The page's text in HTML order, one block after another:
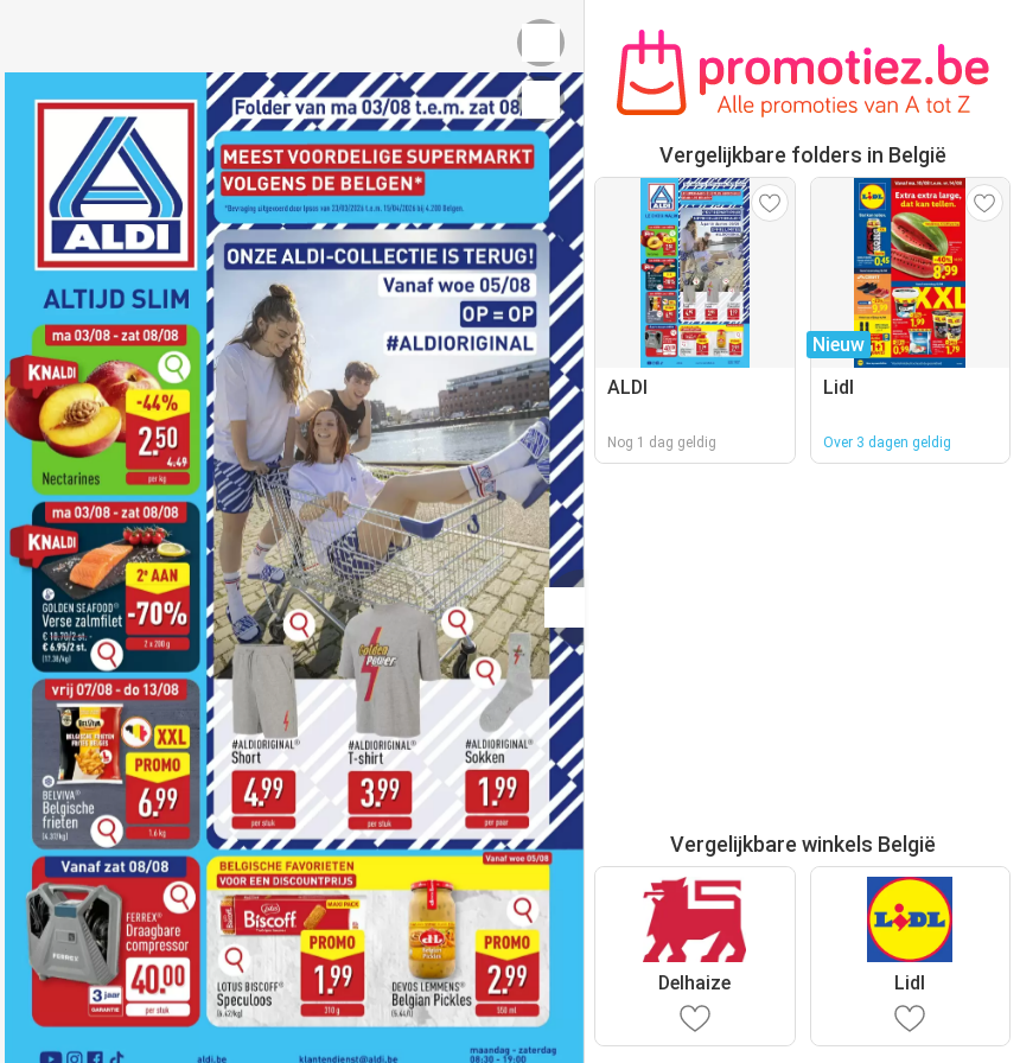
Vergelijkbare folders in België
ALDI
Nog 1 dag geldig
Nieuw
Lidl
Over 3 dagen geldig
Vergelijkbare winkels België
Delhaize Lidl